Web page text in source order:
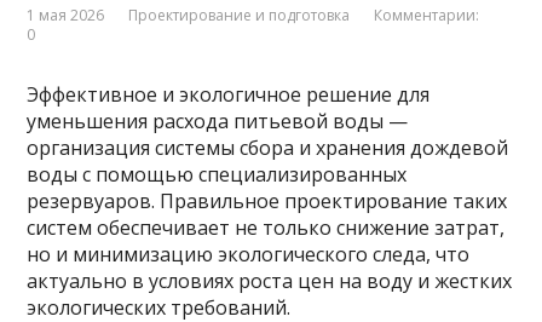
1 мая 2026 Проектирование и подготовка
Комментарии:
0
Эффективное и экологичное решение для
уменьшения расхода питьевой воды —
организация системы сбора и хранения дождевой
воды с помощью специализированных
резервуаров. Правильное проектирование таких
систем обеспечивает не только снижение затрат,
но и минимизацию экологического следа, что
актуально в условиях роста цен на воду и жестких
экологических требований.